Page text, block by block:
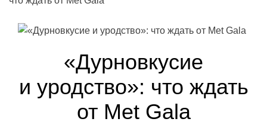
«Дурновкусие
и уродство»: что ждать
от Met Gala